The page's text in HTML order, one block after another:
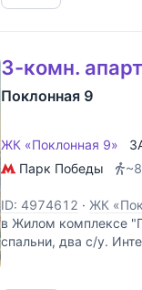
3-комн.
Поклонная 9
ЖК «Поклонная 9»
Парк Победы
ID: 4974612 · ЖК
в Жилом комплексе
спальни, два с/у.